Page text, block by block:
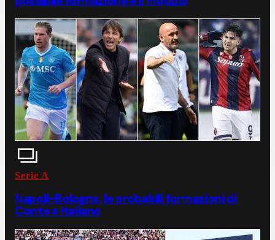
Serie A
Napoli-Bologna, le probabili formazioni di
Conte e Italiano